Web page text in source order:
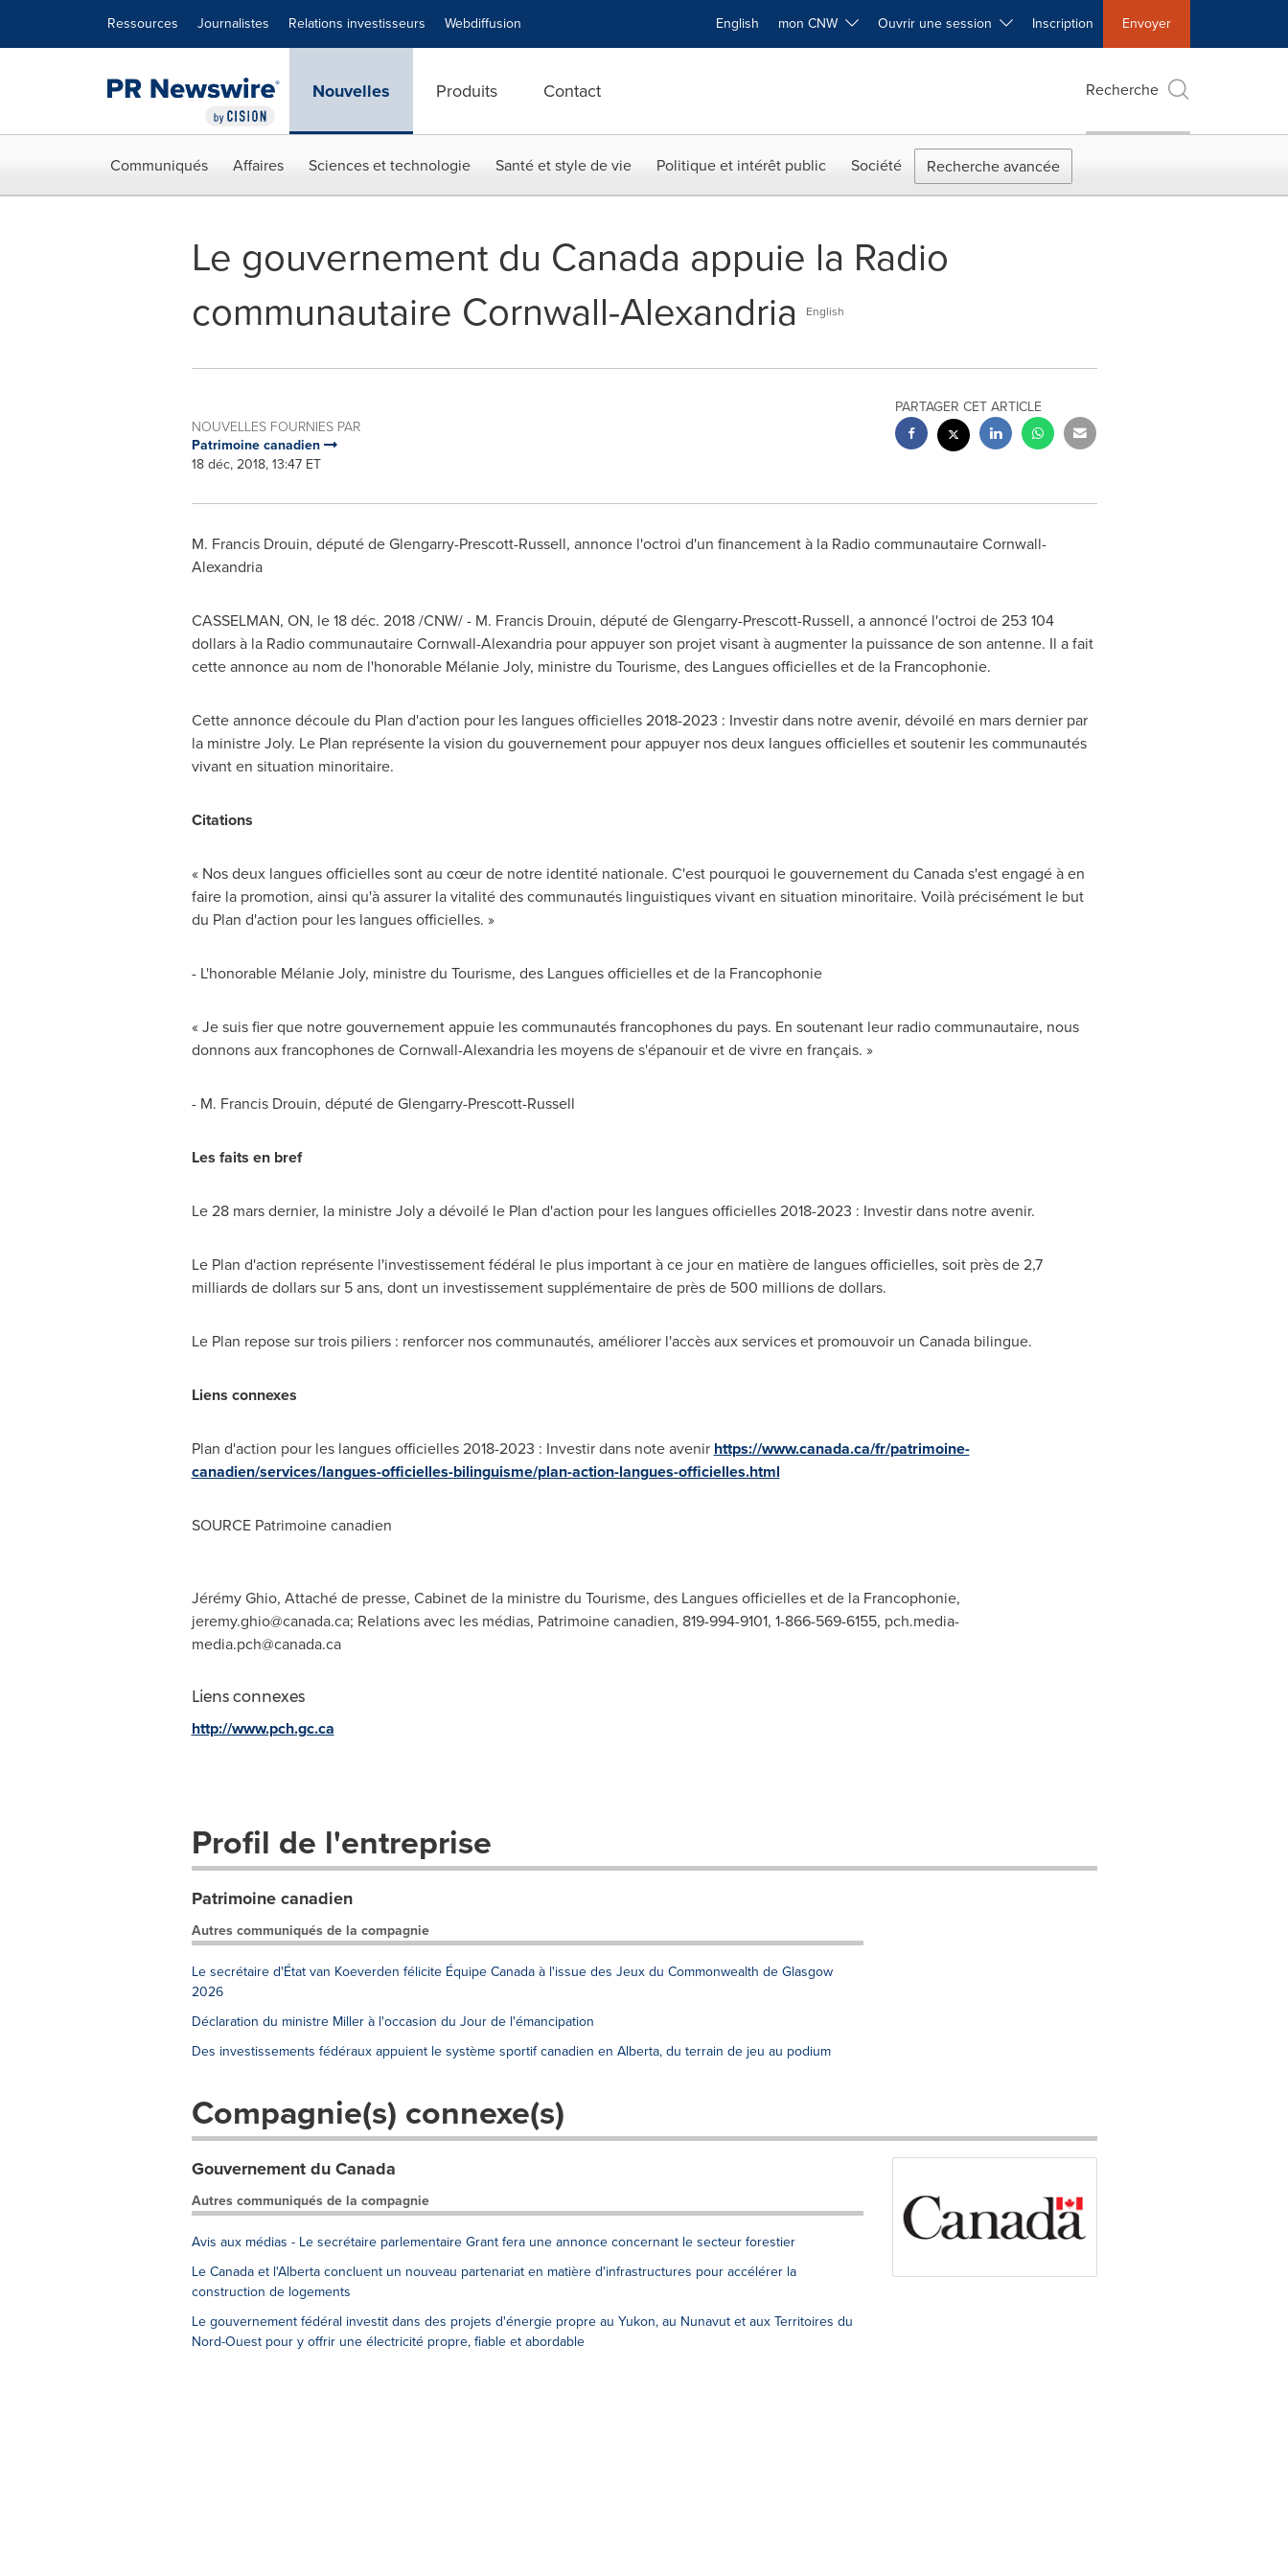
Ressources Journalistes Relations investisseurs Webdiffusion English mon CNW Ouvrir une session Inscription Envoyer
Nouvelles Produits Contact Recherche
Communiqués Affaires Sciences et technologie Santé et style de vie Politique et intérêt public Société Recherche avancée
Le gouvernement du Canada appuie la Radio
communautaire Cornwall-Alexandria
English
NOUVELLES FOURNIES PAR
Patrimoine canadien
18 déc, 2018, 13:47 ET
PARTAGER CET ARTICLE
M. Francis Drouin, député de Glengarry-Prescott-Russell, annonce l'octroi d'un financement à la Radio communautaireCornwall-
Alexandria
CASSELMAN, ON, le 18 déc. 2018 /CNW/ - M. Francis Drouin, député de Glengarry-Prescott-Russell, a annoncé l'octroi de 253 104
dollarsà la Radio communautaireCornwall-Alexandriapour appuyer son projet visant à augmenter la puissance de son antenne. Il a fait
cette annonce au nom de l'honorable MélanieJoly, ministre du Tourisme, des Langues officielles et de la Francophonie.
Cette annonce découle du Plan d'action pour les langues officielles 2018-2023 : Investir dans notre avenir, dévoilé en mars dernier par
la ministreJoly. Le Plan représente la vision du gouvernement pour appuyer nos deux langues officielles et soutenir les communautés
vivant en situation minoritaire.
Citations
« Nos deux langues officielles sont au cœur de notre identité nationale. C'est pourquoi le gouvernement du Canadas'est engagé à en
faire la promotion, ainsi qu'à assurer la vitalité des communautés linguistiques vivant en situation minoritaire. Voilà précisément le but
du Plan d'action pour les langues officielles. »
- L'honorable MélanieJoly, ministre du Tourisme, des Langues officielles et de la Francophonie
« Je suis fier que notre gouvernement appuie les communautés francophones du pays. En soutenant leur radio communautaire, nous
donnons aux francophones deCornwall-Alexandriales moyens de s'épanouir et de vivre en français. »
- M. Francis Drouin, député de Glengarry-Prescott-Russell
Les faits en bref
Le 28 mars dernier, la ministreJolya dévoilé le Plan d'action pour les langues officielles 2018-2023 : Investir dans notre avenir.
Le Plan d'action représente l'investissement fédéral le plus important à ce jour en matière de langues officielles, soit près de 2,7
milliards de dollars sur 5 ans, dont un investissement supplémentaire de près de 500 millions de dollars.
Le Plan repose sur trois piliers : renforcer nos communautés, améliorer l'accès aux services et promouvoir un Canadabilingue.
Liens connexes
Plan d'action pour les langues officielles 2018-2023 : Investir dans note avenir https://www.canada.ca/fr/patrimoine-
canadien/services/langues-officielles-bilinguisme/plan-action-langues-officielles.html
SOURCE Patrimoine canadien
Jérémy Ghio, Attaché de presse, Cabinet de la ministre du Tourisme, des Langues officielles et de la Francophonie,
jeremy.ghio@canada.ca; Relations avec les médias, Patrimoine canadien, 819-994-9101, 1-866-569-6155, pch.media-
media.pch@canada.ca
Liens connexes
http://www.pch.gc.ca
Profil de l'entreprise
Patrimoine canadien
Autres communiqués de la compagnie
Le secrétaire d'État van Koeverden félicite Équipe Canada à l'issue des Jeux du Commonwealth de Glasgow
2026
Déclaration du ministre Miller à l'occasion du Jour de l'émancipation
Des investissements fédéraux appuient le système sportif canadien en Alberta, du terrain de jeu au podium
Compagnie(s) connexe(s)
Gouvernement du Canada
Autres communiqués de la compagnie
Avis aux médias - Le secrétaire parlementaire Grant fera une annonce concernant le secteur forestier
Le Canada et l'Alberta concluent un nouveau partenariat en matière d'infrastructures pour accélérer la
construction de logements
Le gouvernement fédéral investit dans des projets d'énergie propre au Yukon, au Nunavut et aux Territoires du
Nord-Ouest pour y offrir une électricité propre, fiable et abordable